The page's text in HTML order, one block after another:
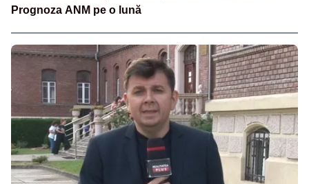
Prognoza ANM pe o lună